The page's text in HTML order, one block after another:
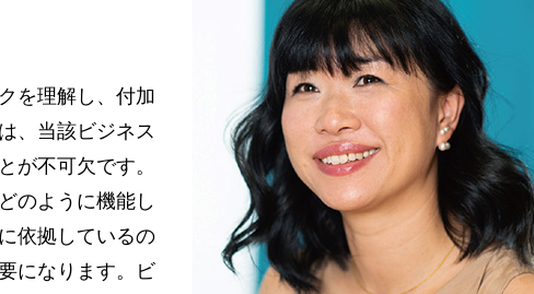
を理解し、付加
、当該ビジネス
が不可欠です。
のように機能し
依拠しているの
になります。ビ